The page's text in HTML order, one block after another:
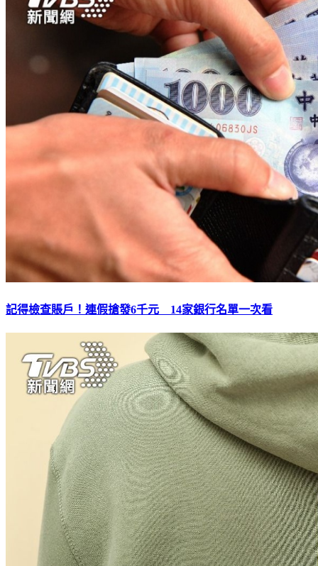
記得檢查賬戶！連假搶發6千元 14家銀行名單一次看